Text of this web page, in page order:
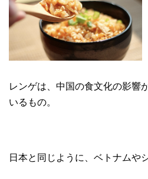
レンゲは、中国の食文化の影響
いるもの。
日本と同じように、ベトナムや